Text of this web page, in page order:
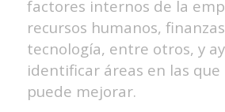
factores internos de la
recursos humanos,
tecnología, entre otros, y
identificar áreas en las que
puede mejorar.